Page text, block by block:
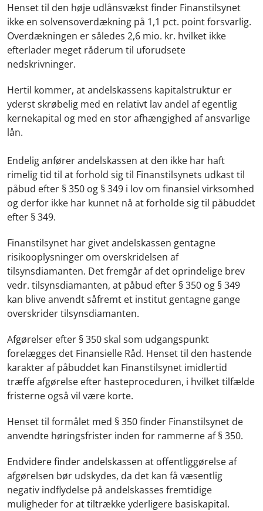
Henset til den høje udlånsvækst finder Finanstilsynet
ikke en solvensoverdækning på 1,1 pct. point forsvarlig.
Overdækningen er således 2,6 mio. kr. hvilket ikke
efterlader meget råderum til uforudsete
nedskrivninger.
Hertil kommer, at andelskassens kapitalstruktur er
yderst skrøbelig med en relativt lav andel af egentlig
kernekapital og med en stor afhængighed af ansvarlige
lån.
Endelig anfører andelskassen at den ikke har haft
rimelig tid til at forhold sig til Finanstilsynets udkast til
påbud efter § 350 og § 349 i lov om finansiel virksomhed
og derfor ikke har kunnet nå at forholde sig til påbuddet
efter § 349.
Finanstilsynet har givet andelskassen gentagne
risikooplysninger om overskridelsen af
tilsynsdiamanten. Det fremgår af det oprindelige brev
vedr. tilsynsdiamanten, at påbud efter § 350 og § 349
kan blive anvendt såfremt et institut gentagne gange
overskrider tilsynsdiamanten.
Afgørelser efter § 350 skal som udgangspunkt
forelægges det Finansielle Råd. Henset til den hastende
karakter af påbuddet kan Finanstilsynet imidlertid
træffe afgørelse efter hasteproceduren, i hvilket tilfælde
fristerne også vil være korte.
Henset til formålet med § 350 finder Finanstilsynet de
anvendte høringsfrister inden for rammerne af § 350.
Endvidere finder andelskassen at offentliggørelse af
afgørelsen bør udskydes, da det kan få væsentlig
negativ indflydelse på andelskasses fremtidige
muligheder for at tiltrække yderligere basiskapital.